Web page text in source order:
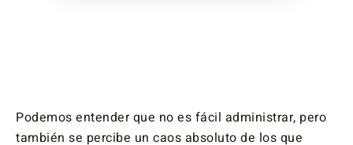
Podemos entender que no es fácil administrar, pero
también se percibe un caos absoluto de los que